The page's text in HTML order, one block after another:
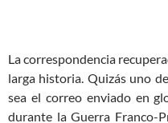
La correspondencia
larga historia. Quizás uno
sea el correo enviado en
durante la Guerra Franco-